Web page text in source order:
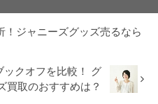
！ジャニーズグッズ売るなら
ックオフを比較！ グ
買取のおすすめは？